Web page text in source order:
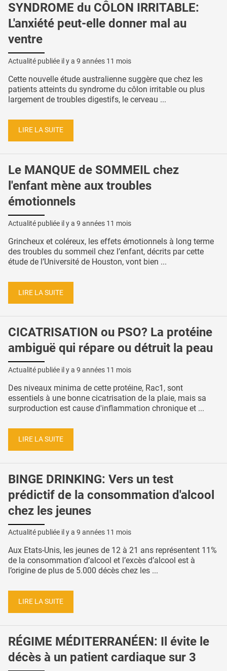
SYNDROME du CÔLON IRRITABLE:
L'anxiété peut-elle donner mal au
ventre
Actualité publiée il y a 9 années 11 mois
Cette nouvelle étude australienne suggère que chez les
patients atteints du syndrome du côlon irritable ou plus
largement de troubles digestifs, le cerveau ...
LIRE LA SUITE
Le MANQUE de SOMMEIL chez
l'enfant mène aux troubles
émotionnels
Actualité publiée il y a 9 années 11 mois
Grincheux et coléreux, les effets émotionnels à long terme
des troubles du sommeil chez l’enfant, décrits par cette
étude de l’Université de Houston, vont bien ...
LIRE LA SUITE
CICATRISATION ou PSO? La protéine
ambiguë qui répare ou détruit la peau
Actualité publiée il y a 9 années 11 mois
Des niveaux minima de cette protéine, Rac1, sont
essentiels à une bonne cicatrisation de la plaie, mais sa
surproduction est cause d'inflammation chronique et ...
LIRE LA SUITE
BINGE DRINKING: Vers un test
prédictif de la consommation d'alcool
chez les jeunes
Actualité publiée il y a 9 années 11 mois
Aux Etats-Unis, les jeunes de 12 à 21 ans représentent 11%
de la consommation d’alcool et l’excès d’alcool est à
l’origine de plus de 5.000 décès chez les ...
LIRE LA SUITE
RÉGIME MÉDITERRANÉEN: Il évite le
décès à un patient cardiaque sur 3